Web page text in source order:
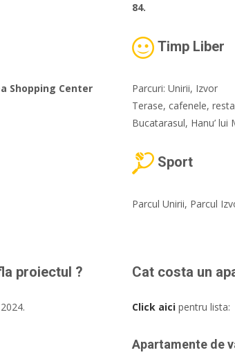
Shopping Center
84.
Timp Liber
Parcuri: Unirii, Izvor
Terase, cafenele,
Bucatarasul, Hanu’ lui
Sport
Parcul Unirii, Parcul
proiectul ? Cat costa un
Click aici pentru lista:
Apartamente de